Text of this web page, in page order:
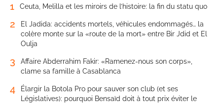
1 Ceuta, Melilla et les miroirs de l’histoire: la fin du statu quo
2
El Jadida: accidents mortels, véhicules endommagés… la
colère monte sur la «route de la mort» entre Bir Jdid et El
Oulja
3
Affaire Abderrahim Fakir: «Ramenez-nous son corps»,
clame sa famille à Casablanca
4
Élargir la Botola Pro pour sauver son club (et ses
Législatives): pourquoi Bensaïd doit à tout prix éviter le